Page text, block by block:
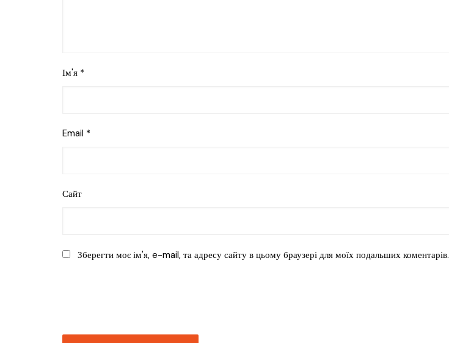
Ім'я *
Email *
Сайт
Зберегти моє ім'я, e-mail, та адресу сайту в цьому браузері для моїх подальших коментарів.